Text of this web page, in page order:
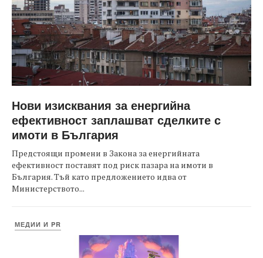
Нови изисквания за енергийна
ефективност заплашват сделките с
имоти в България
Предстоящи промени в Закона за енергийната
ефективност поставят под риск пазара на имоти в
България. Тъй като предложението идва от
Министерството...
МЕДИИ И PR